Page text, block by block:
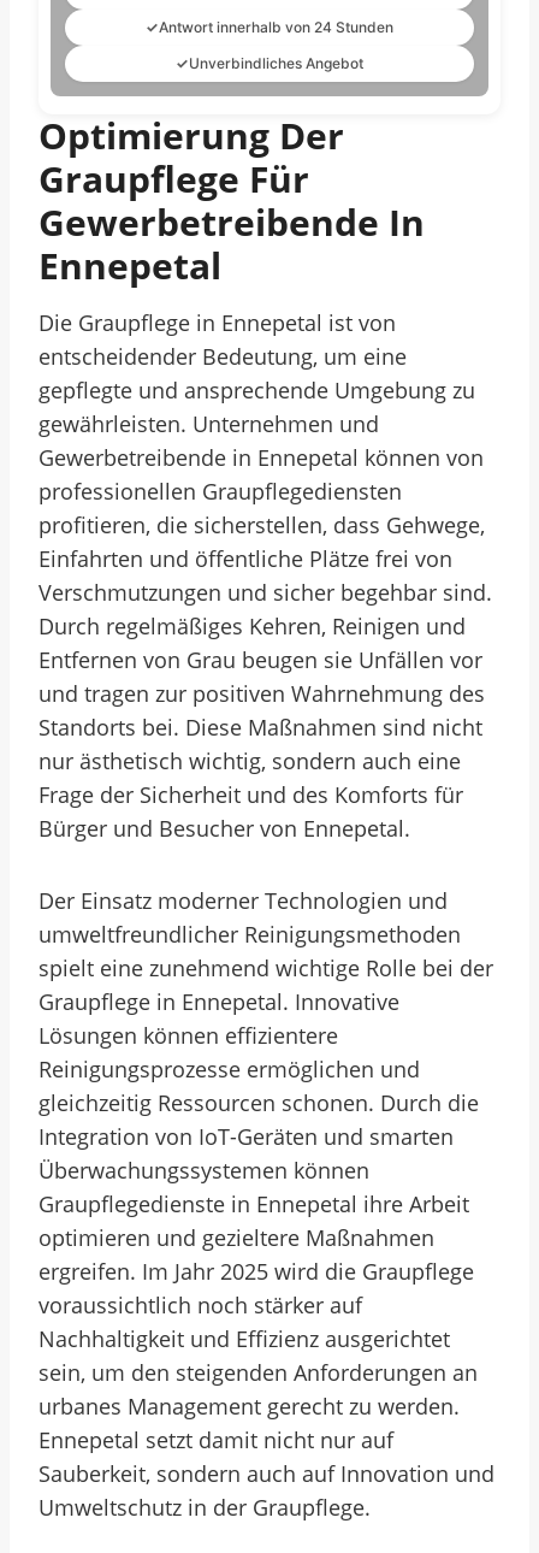
✓Antwort innerhalb von 24 Stunden
✓Unverbindliches Angebot
Optimierung Der
Graupflege Für
Gewerbetreibende In
Ennepetal
Die Graupflege in Ennepetal ist von
entscheidender Bedeutung, um eine
gepflegte und ansprechende Umgebung zu
gewährleisten. Unternehmen und
Gewerbetreibende in Ennepetal können von
professionellen Graupflegediensten
profitieren, die sicherstellen, dass Gehwege,
Einfahrten und öffentliche Plätze frei von
Verschmutzungen und sicher begehbar sind.
Durch regelmäßiges Kehren, Reinigen und
Entfernen von Grau beugen sie Unfällen vor
und tragen zur positiven Wahrnehmung des
Standorts bei. Diese Maßnahmen sind nicht
nur ästhetisch wichtig, sondern auch eine
Frage der Sicherheit und des Komforts für
Bürger und Besucher von Ennepetal.
Der Einsatz moderner Technologien und
umweltfreundlicher Reinigungsmethoden
spielt eine zunehmend wichtige Rolle bei der
Graupflege in Ennepetal. Innovative
Lösungen können effizientere
Reinigungsprozesse ermöglichen und
gleichzeitig Ressourcen schonen. Durch die
Integration von IoT-Geräten und smarten
Überwachungssystemen können
Graupflegedienste in Ennepetal ihre Arbeit
optimieren und gezieltere Maßnahmen
ergreifen. Im Jahr 2025 wird die Graupflege
voraussichtlich noch stärker auf
Nachhaltigkeit und Effizienz ausgerichtet
sein, um den steigenden Anforderungen an
urbanes Management gerecht zu werden.
Ennepetal setzt damit nicht nur auf
Sauberkeit, sondern auch auf Innovation und
Umweltschutz in der Graupflege.